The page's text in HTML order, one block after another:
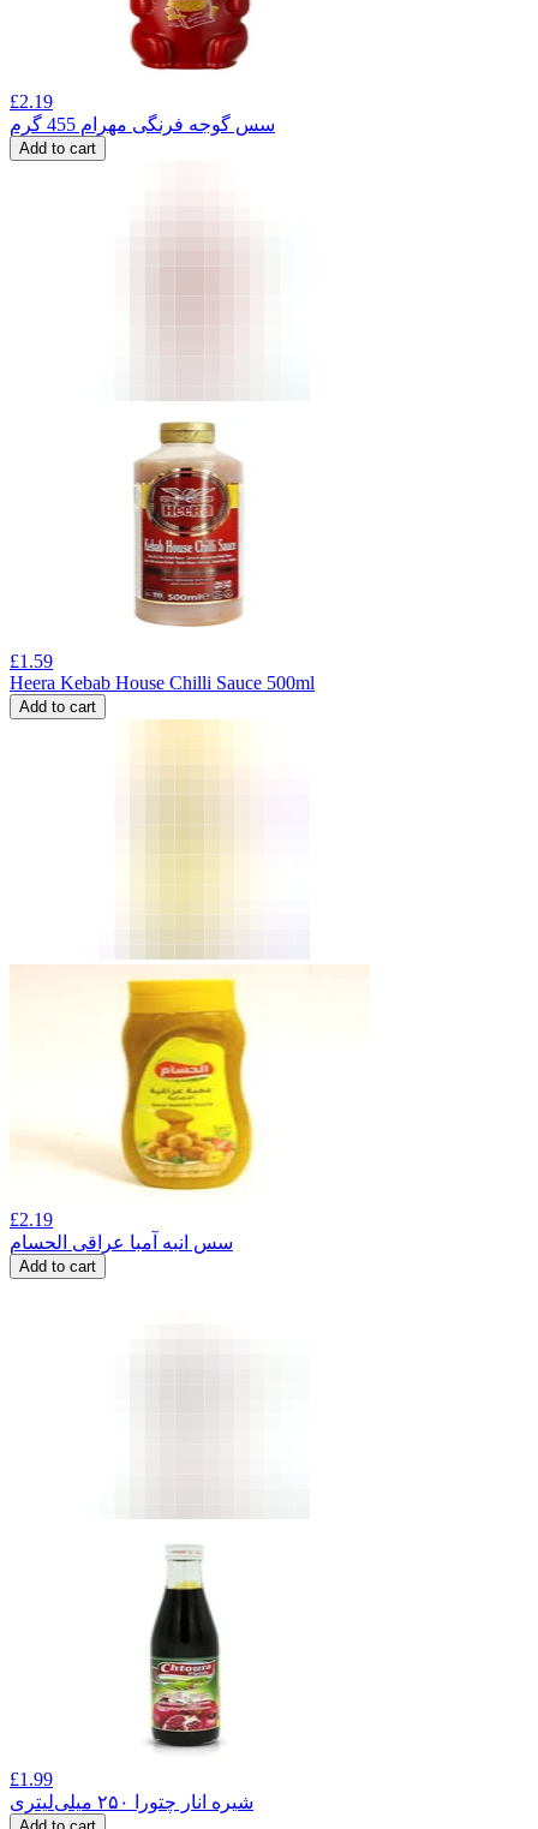
£2.19
سس گوجه فرنگی مهرام 455 گرم
Add to cart
£1.59
Heera Kebab House Chilli Sauce 500ml
Add to cart
£2.19
سس انبه آمبا عراقی الحسام
Add to cart
£1.99
شیره انار چتورا ۲۵۰ میلی‌لیتری